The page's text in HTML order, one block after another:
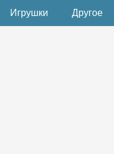
Игрушки Другое